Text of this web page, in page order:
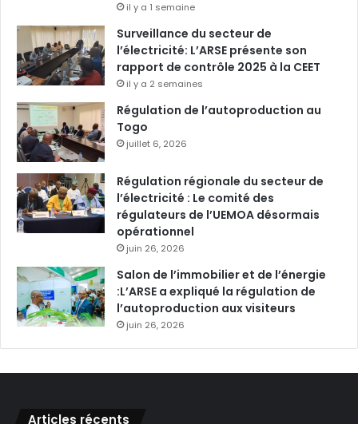
il y a 1 semaine
Surveillance du secteur de
l’électricité: L’ARSE présente son
rapport de contrôle 2025 à la CEET
il y a 2 semaines
Régulation de l’autoproduction au
Togo
juillet 6, 2026
Régulation régionale du secteur de
l’électricité : Le comité des
régulateurs de l’UEMOA désormais
opérationnel
juin 26, 2026
Salon de l’immobilier et de l’énergie
:L’ARSE a expliqué la régulation de
l’autoproduction aux visiteurs
juin 26, 2026
Articles récents